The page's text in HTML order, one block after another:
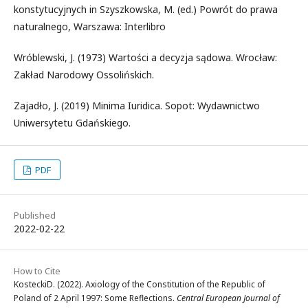
konstytucyjnych in Szyszkowska, M. (ed.) Powrót do prawa
naturalnego, Warszawa: Interlibro
Wróblewski, J. (1973) Wartości a decyzja sądowa. Wrocław:
Zakład Narodowy Ossolińskich.
Zajadło, J. (2019) Minima Iuridica. Sopot: Wydawnictwo
Uniwersytetu Gdańskiego.
PDF
Published
2022-02-22
How to Cite
KosteckiD. (2022). Axiology of the Constitution of the Republic of
Poland of 2 April 1997: Some Reflections. Central European Journal of